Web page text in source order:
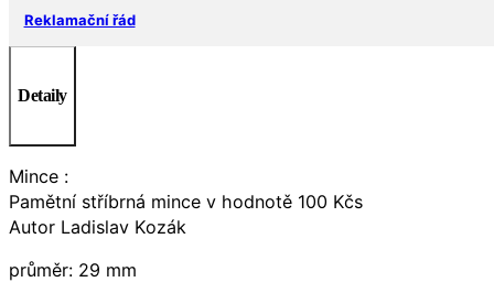
Reklamační řád
Detaily
Mince :
Pamětní stříbrná mince v hodnotě 100 Kčs
Autor Ladislav Kozák
průměr: 29 mm